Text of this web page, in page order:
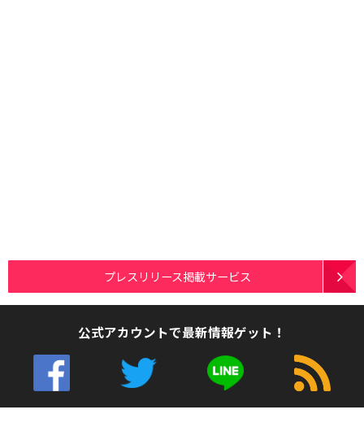
プレスリリース掲載サービス
公式アカウントで最新情報ゲット！